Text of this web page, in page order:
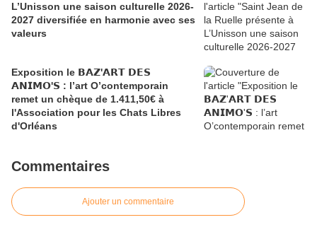
L’Unisson une saison culturelle 2026-
2027 diversifiée en harmonie avec ses
valeurs
Exposition le 𝗕𝗔𝗭'𝗔𝗥𝗧 𝗗𝗘𝗦
𝗔𝗡𝗜𝗠𝗢'𝗦 : l’art O’contemporain
remet un chèque de 1.411,50€ à
l'Association pour les Chats Libres
d'Orléans
Commentaires
Ajouter un commentaire